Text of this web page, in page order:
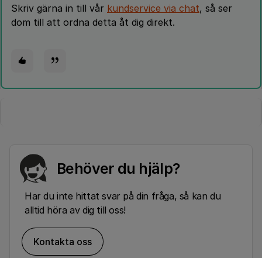
Skriv gärna in till vår kundservice via chat, så ser
dom till att ordna detta åt dig direkt.
Behöver du hjälp?
Har du inte hittat svar på din fråga, så kan du
alltid höra av dig till oss!
Kontakta oss